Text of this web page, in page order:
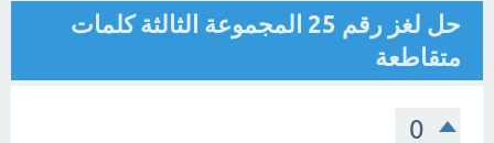
حل لغز رقم 25 المجموعة الثالثة كلمات
متقاطعة
0